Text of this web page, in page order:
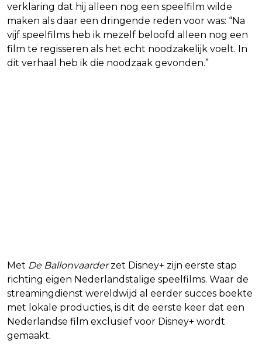
verklaring dat hij alleen nog een speelfilm wilde
maken als daar een dringende reden voor was: “Na
vijf speelfilms heb ik mezelf beloofd alleen nog een
film te regisseren als het echt noodzakelijk voelt. In
dit verhaal heb ik die noodzaak gevonden.”
Met De Ballonvaarderzet Disney+ zijn eerste stap
richting eigen Nederlandstalige speelfilms. Waar de
streamingdienst wereldwijd al eerder succes boekte
met lokale producties, is dit de eerste keer dat een
Nederlandse film exclusief voor Disney+ wordt
gemaakt.